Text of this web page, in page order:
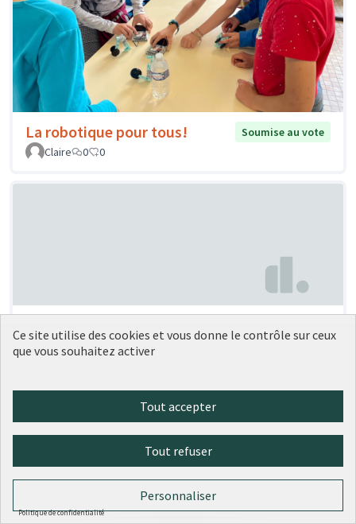
La robotique pour tous!
Soumise au vote
Claire
0 0
Conseil de quartier - Saxe-Roosevelt - Démarche citoyenne
Ce site utilise des cookies et vous donne le contrôle sur ceux
que vous souhaitez activer
Tout accepter
Tout refuser
Personnaliser
Politique de confidentialité